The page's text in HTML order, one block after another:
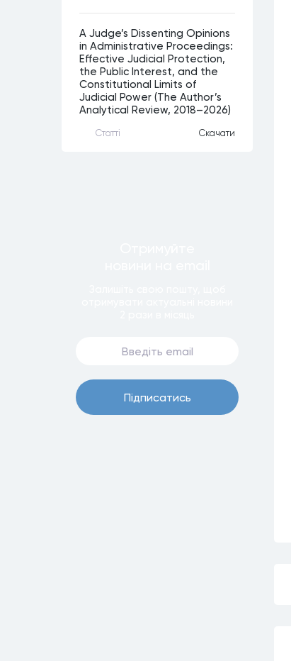
A Judge’s Dissenting Opinions
in Administrative Proceedings:
Effective Judicial Protection,
the Public Interest, and the
Constitutional Limits of
Judicial Power (The Author’s
Analytical Review, 2018–2026)
Статтi Скачати
Пiдписатись